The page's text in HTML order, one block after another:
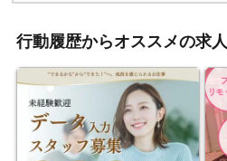
行動履歴からオススメの求人